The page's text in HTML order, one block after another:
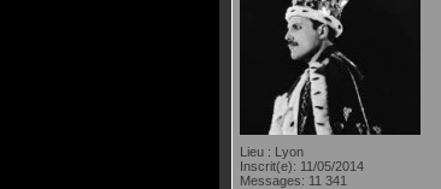
Lieu : Lyon
Inscrit(e): 11/05/2014
Messages: 11 341